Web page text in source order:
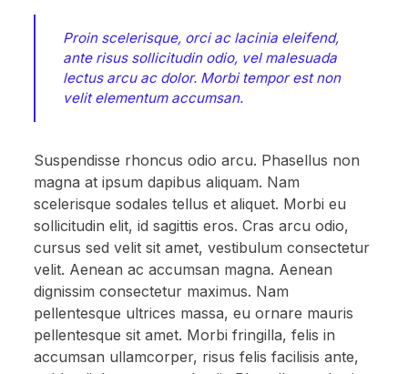
Proin scelerisque, orci ac lacinia eleifend,
ante risus sollicitudin odio, vel malesuada
lectus arcu ac dolor. Morbi tempor est non
velit elementum accumsan.
Suspendisse rhoncus odio arcu. Phasellus non
magna at ipsum dapibus aliquam. Nam
scelerisque sodales tellus et aliquet. Morbi eu
sollicitudin elit, id sagittis eros. Cras arcu odio,
cursus sed velit sit amet, vestibulum consectetur
velit. Aenean ac accumsan magna. Aenean
dignissim consectetur maximus. Nam
pellentesque ultrices massa, eu ornare mauris
pellentesque sit amet. Morbi fringilla, felis in
accumsan ullamcorper, risus felis facilisis ante,